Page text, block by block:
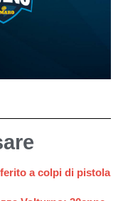
a colpi di pistola